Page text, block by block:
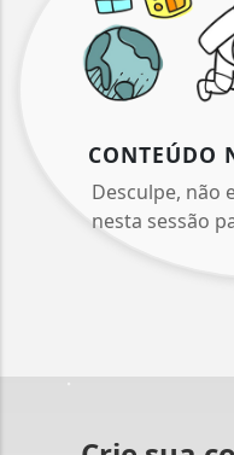
CONTEÚDO
Desculpe, não
nesta sessão